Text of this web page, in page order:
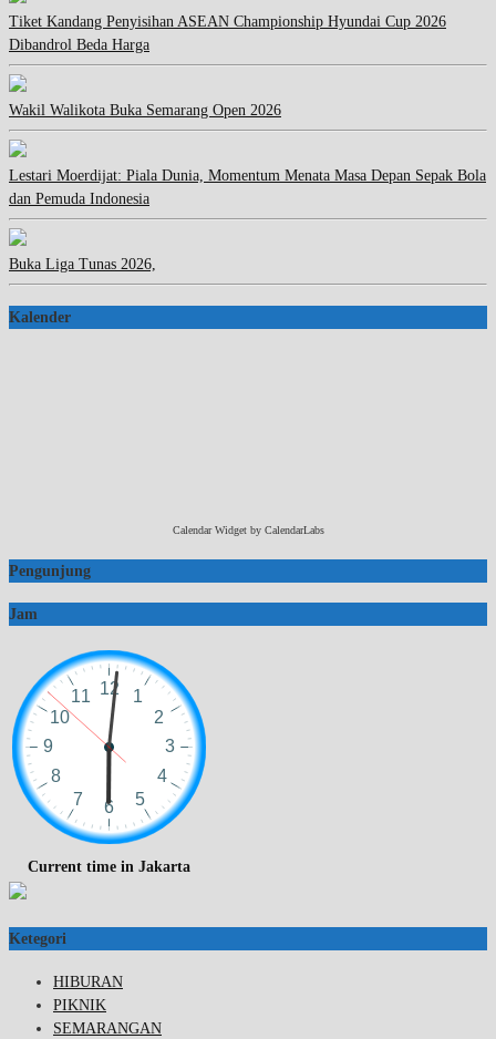
Tiket Kandang Penyisihan ASEAN Championship Hyundai Cup 2026
Dibandrol Beda Harga
Wakil Walikota Buka Semarang Open 2026
Lestari Moerdijat: Piala Dunia, Momentum Menata Masa Depan Sepak Bola
dan Pemuda Indonesia
Buka Liga Tunas 2026,
Kalender
Calendar Widget by CalendarLabs
Pengunjung
Jam
Current time in Jakarta
Ketegori
HIBURAN
PIKNIK
SEMARANGAN